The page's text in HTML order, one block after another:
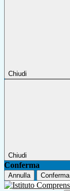
Chiudi
Chiudi
Conferma
Annulla Conferma